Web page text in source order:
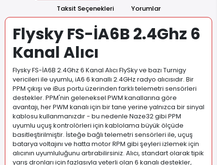
Taksit Seçenekleri
Yorumlar
Flysky FS-İA6B 2.4Ghz 6
Kanal Alıcı
Flysky FS-İA6B 2.4Ghz 6 Kanal Alıcı FlySky ve bazı Turnigy
vericileri ile uyumlu, iA6 6 kanallı 2.4GHz radyo alıcısıdır. Bir
PPM çıkışı ve iBus portu üzerinden farklı telemetri sensörleri
destekler. PPM'nin geleneksel PWM kanallarına göre
avantajı, her PWM kanalı için bir tane yerine yalnızca bir sinyal
kablosu kullanmanızdır - bu nedenle Naze32 gibi PPM
uyumlu uçuş kontrolörleri için kablolama büyük ölçüde
basitleştirilmiştir. İsteğe bağlı telemetri sensörleri ile, uçuş
batarya voltajını ve hatta motor RPM gibi şeyleri izlemek için
alıcının uyumluluğunu artırabilirsiniz. Alıcı, standart olarak tipik
yarış dronları için fazlasıyla yeterli olan 6 kanalı destekler,